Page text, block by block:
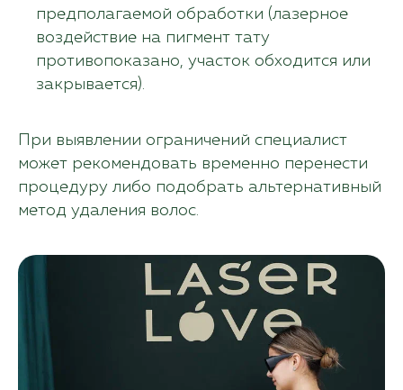
предполагаемой обработки (лазерное
воздействие на пигмент тату
противопоказано, участок обходится или
закрывается).
При выявлении ограничений специалист
может рекомендовать временно перенести
процедуру либо подобрать альтернативный
метод удаления волос.